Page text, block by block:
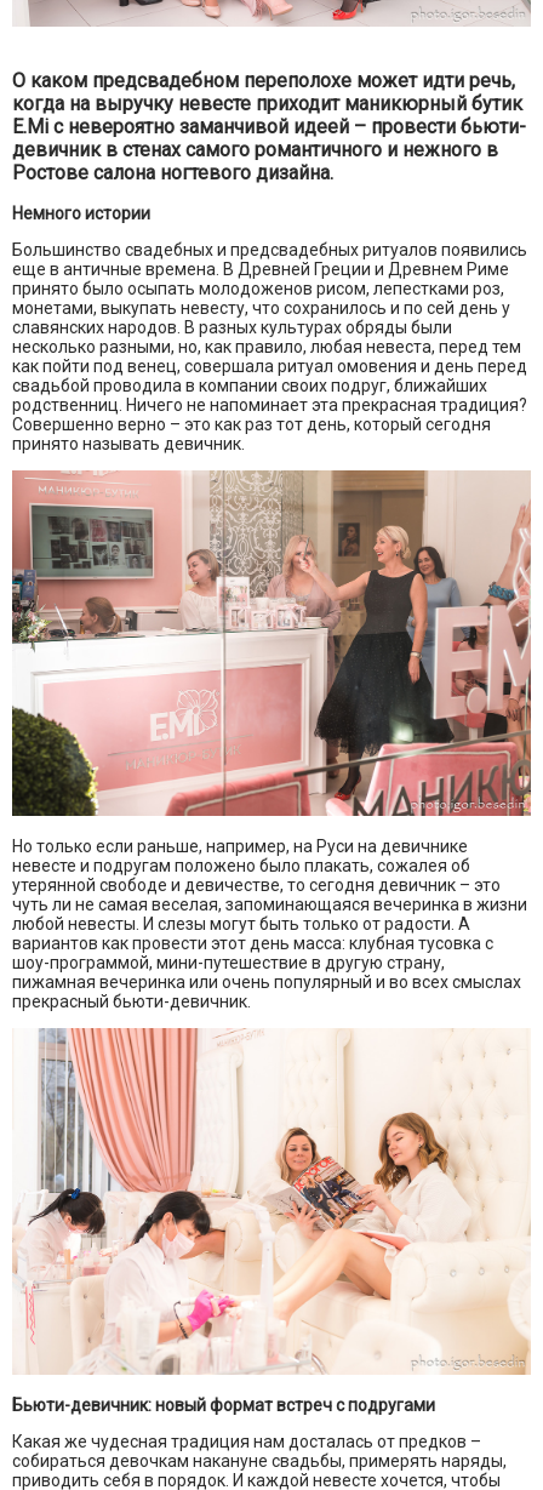
О каком предсвадебном переполохе может идти речь,
когда на выручку невесте приходит маникюрный бутик
E.Mi с невероятно заманчивой идеей – провести бьюти-
девичник в стенах самого романтичного и нежного в
Ростове салона ногтевого дизайна.
Немного истории
Большинство свадебных и предсвадебных ритуалов появились
еще в античные времена. В Древней Греции и Древнем Риме
принято было осыпать молодоженов рисом, лепестками роз,
монетами, выкупать невесту, что сохранилось и по сей день у
славянских народов. В разных культурах обряды были
несколько разными, но, как правило, любая невеста, перед тем
как пойти под венец, совершала ритуал омовения и день перед
свадьбой проводила в компании своих подруг, ближайших
родственниц. Ничего не напоминает эта прекрасная традиция?
Совершенно верно – это как раз тот день, который сегодня
принято называть девичник.
Но только если раньше, например, на Руси на девичнике
невесте и подругам положено было плакать, сожалея об
утерянной свободе и девичестве, то сегодня девичник – это
чуть ли не самая веселая, запоминающаяся вечеринка в жизни
любой невесты. И слезы могут быть только от радости. А
вариантов как провести этот день масса: клубная тусовка с
шоу-программой, мини-путешествие в другую страну,
пижамная вечеринка или очень популярный и во всех смыслах
прекрасный бьюти-девичник.
Бьюти-девичник: новый формат встреч с подругами
Какая же чудесная традиция нам досталась от предков –
собираться девочкам накануне свадьбы, примерять наряды,
приводить себя в порядок. И каждой невесте хочется, чтобы